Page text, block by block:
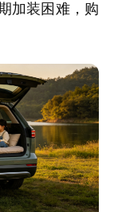
加装困难，购